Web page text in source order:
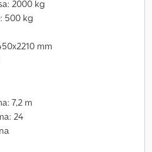
2000 kg
500 kg
mm
7,2 m
24